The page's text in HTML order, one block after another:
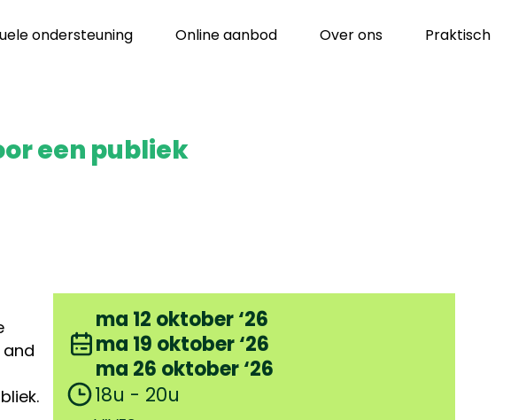
een publiek
ondersteuning Online aanbod Over ons Praktisch
ma 12 oktober ‘26
ma 19 oktober ‘26
ma 26 oktober ‘26
18u - 20u